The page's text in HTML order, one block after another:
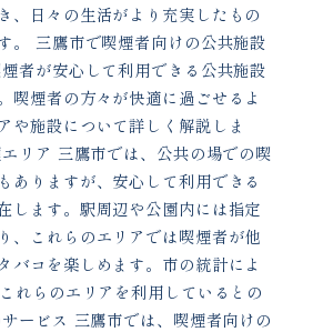
、日々の生活がより充実したもの
。 三鷹市で喫煙者向けの公共施設
者が安心して利用できる公共施設
喫煙者の方々が快適に過ごせるよ
や施設について詳しく解説しま
リア 三鷹市では、公共の場での喫
ありますが、安心して利用できる
します。駅周辺や公園内には指定
、これらのエリアでは喫煙者が他
バコを楽しめます。市の統計によ
れらのエリアを利用しているとの
ービス 三鷹市では、喫煙者向けの